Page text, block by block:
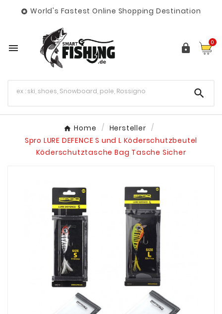
 World's Fastest Online Shopping Destination
  0

Home
Hersteller
Spro LURE DEFENCE S und L Köderschutzbeutel
Köderschutztasche Bag Tasche Sicher